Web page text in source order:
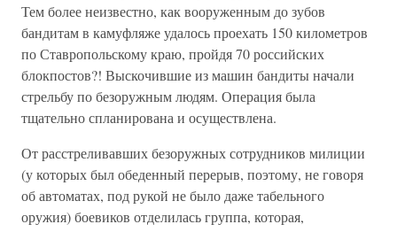
Тем более неизвестно, как вооруженным до зубов
бандитам в камуфляже удалось проехать 150 километров
по Ставропольскому краю, пройдя 70 российских
блокпостов?! Выскочившие из машин бандиты начали
стрельбу по безоружным людям. Операция была
тщательно спланирована и осуществлена.
От расстреливавших безоружных сотрудников милиции
(у которых был обеденный перерыв, поэтому, не говоря
об автоматах, под рукой не было даже табельного
оружия) боевиков отделилась группа, которая,